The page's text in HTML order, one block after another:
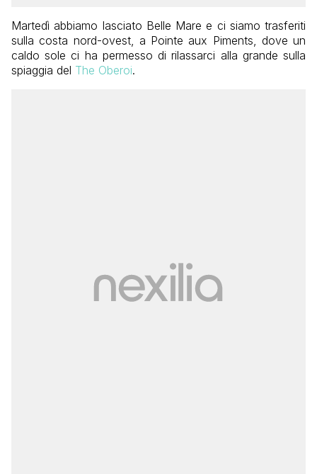
Martedì abbiamo lasciato Belle Mare e ci siamo trasferiti
sulla costa nord-ovest, a Pointe aux Piments, dove un
caldo sole ci ha permesso di rilassarci alla grande sulla
spiaggia del The Oberoi.